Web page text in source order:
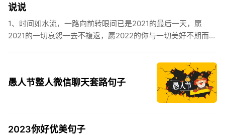
说说
1、时间如水流，一路向前转眼间已是2021的最后一天，愿
2021的一切哀怨一去不複返，愿2022的你与一切美好不期而
愚人节整人微信聊天套路句子
2023你好优美句子